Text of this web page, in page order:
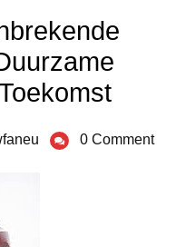
0 Comment